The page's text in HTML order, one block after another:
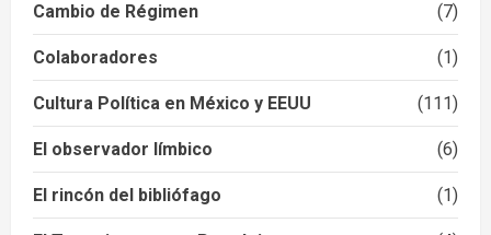
Cambio de Régimen (7)
Colaboradores (1)
Cultura Política en México y EEUU (111)
El observador límbico (6)
El rincón del bibliófago (1)